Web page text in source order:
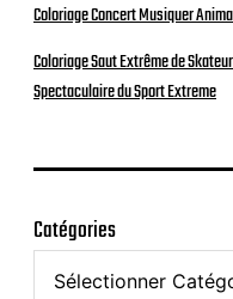
Coloriage Concert Musiquer
Coloriage Saut Extrême de
Spectaculaire du Sport Extreme
Catégories